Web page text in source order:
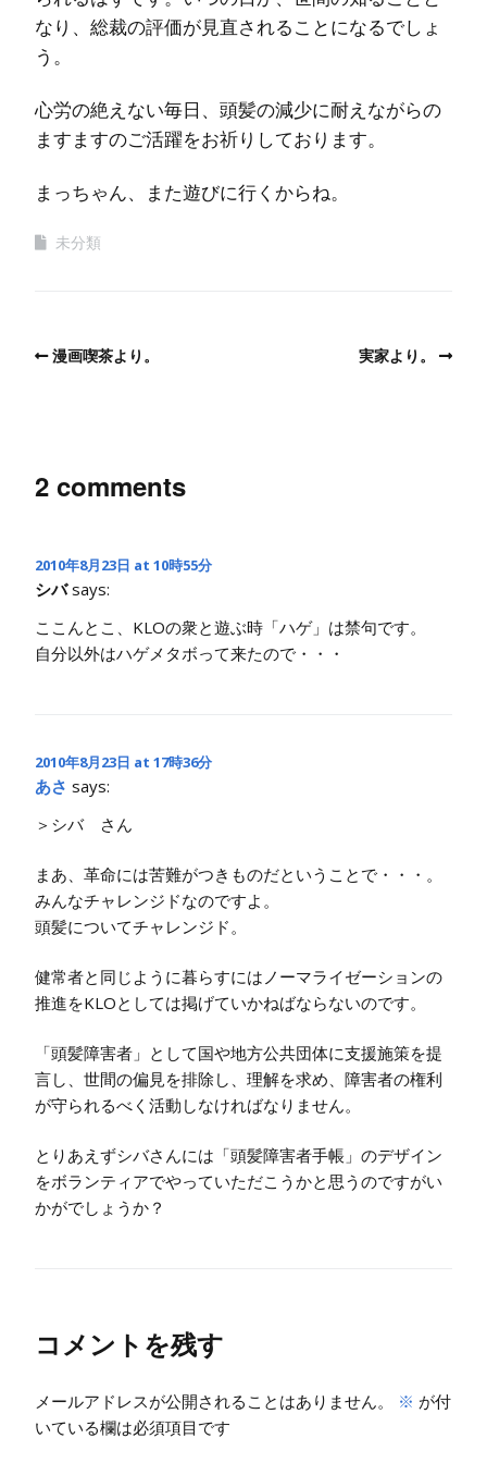
なり、総裁の評価が見直されることになるでしょ
う。
心労の絶えない毎日、頭髪の減少に耐えながらの
ますますのご活躍をお祈りしております。
まっちゃん、また遊びに行くからね。
未分類
漫画喫茶より。 実家より。
2 comments
2010年8月23日 at 10時55分
シバ says:
ここんとこ、KLOの衆と遊ぶ時「ハゲ」は禁句です。
自分以外はハゲメタボって来たので・・・
2010年8月23日 at 17時36分
あさ says:
＞シバ さん
まあ、革命には苦難がつきものだということで・・・。
みんなチャレンジドなのですよ。
頭髪についてチャレンジド。
健常者と同じように暮らすにはノーマライゼーションの
推進をKLOとしては掲げていかねばならないのです。
「頭髪障害者」として国や地方公共団体に支援施策を提
言し、世間の偏見を排除し、理解を求め、障害者の権利
が守られるべく活動しなければなりません。
とりあえずシバさんには「頭髪障害者手帳」のデザイン
をボランティアでやっていただこうかと思うのですがい
かがでしょうか？
コメントを残す
メールアドレスが公開されることはありません。 ※ が付
いている欄は必須項目です